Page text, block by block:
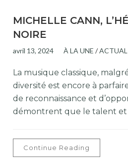
MICHELLE CANN,
NOIRE
avril 13, 2024 À LA UNE /
La musique classique,
diversité est encore à
de reconnaissance et
démontrent que le talent
Continue Reading